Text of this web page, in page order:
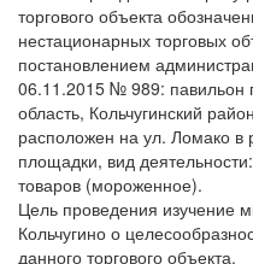
торгового объекта
нестационарных торговых
постановлением
06.11.2015 № 989: павильон
область, Кольчугинский
расположен на ул. Ломако в
площадки, вид
товаров (мороженное).
Цель проведения изучение
Кольчугино о
данного торгового объекта.